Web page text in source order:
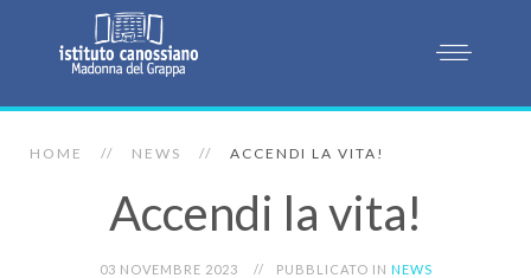
HOME NEWS ACCENDI LA VITA!
Accendi la vita!
03 NOVEMBRE 2023 PUBBLICATO IN NEWS